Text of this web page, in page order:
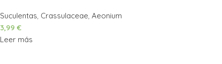
Suculentas Crassulaceae Aeonium
3,99 €
Leer más